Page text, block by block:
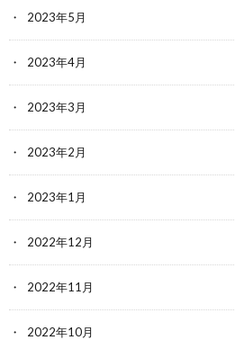
2023年5月
2023年4月
2023年3月
2023年2月
2023年1月
2022年12月
2022年11月
2022年10月